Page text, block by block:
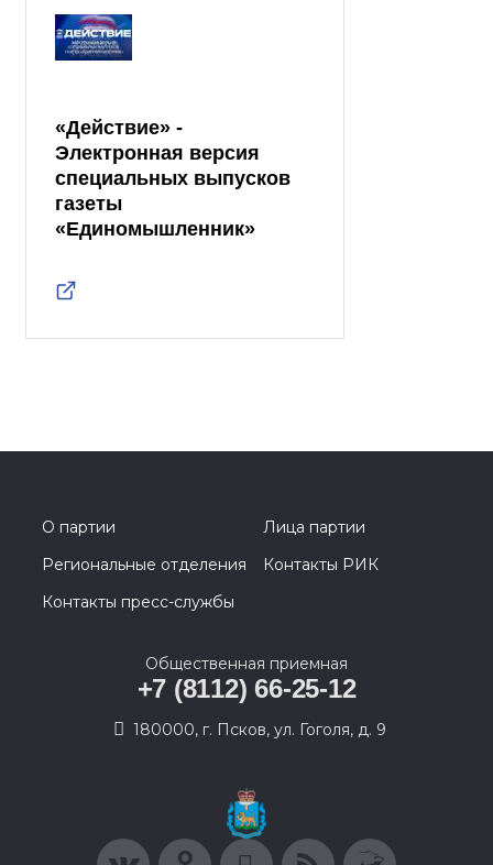
«Действие» -
Электронная версия
специальных выпусков
газеты
«Единомышленник»
О партии
Лица партии
Региональные отделения
Контакты РИК
Контакты пресс-службы
Общественная приемная
+7 (8112) 66-25-12
180000, г. Псков, ул. Гоголя, д. 9